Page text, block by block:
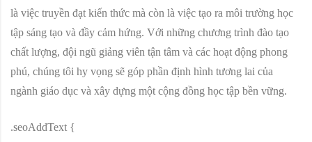
là việc truyền đạt kiến thức mà còn là việc tạo ra môi trường học
tập sáng tạo và đầy cảm hứng. Với những chương trình đào tạo
chất lượng, đội ngũ giảng viên tận tâm và các hoạt động phong
phú, chúng tôi hy vọng sẽ góp phần định hình tương lai của
ngành giáo dục và xây dựng một cộng đồng học tập bền vững.
.seoAddText {